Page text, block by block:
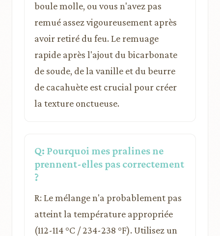
boule molle, ou vous n'avez pas
remué assez vigoureusement après
avoir retiré du feu. Le remuage
rapide après l'ajout du bicarbonate
de soude, de la vanille et du beurre
de cacahuète est crucial pour créer
la texture onctueuse.
Q: Pourquoi mes pralines ne
prennent-elles pas correctement
?
R: Le mélange n'a probablement pas
atteint la température appropriée
(112-114 °C / 234-238 °F). Utilisez un